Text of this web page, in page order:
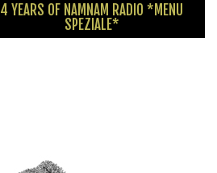
4 YEARS OF NAMNAM RADIO *MENU
SPEZIALE*